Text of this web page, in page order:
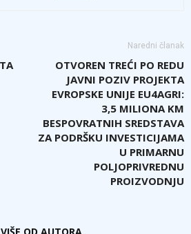
Naredni članak
OTVOREN TREĆI PO REDU
JAVNI POZIV PROJEKTA
EVROPSKE UNIJE EU4AGRI:
3,5 MILIONA KM
BESPOVRATNIH SREDSTAVA
ZA PODRŠKU INVESTICIJAMA
U PRIMARNU
POLJOPRIVREDNU
PROIZVODNJU